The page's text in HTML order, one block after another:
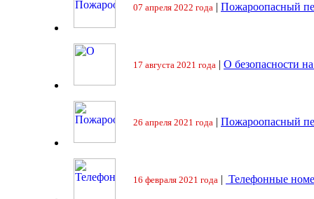
07 апреля 2022 года | Пожароопасный
17 августа 2021 года | О безопасности
26 апреля 2021 года | Пожароопасный
16 февраля 2021 года | Телефонные